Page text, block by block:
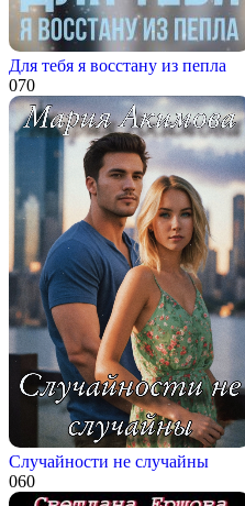
Для тебя я восстану из пепла
070
Случайности не случайны
060